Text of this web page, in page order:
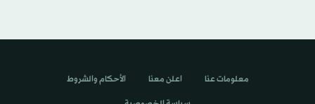
معلومات عنا اعلن معنا الأحكام والشروط